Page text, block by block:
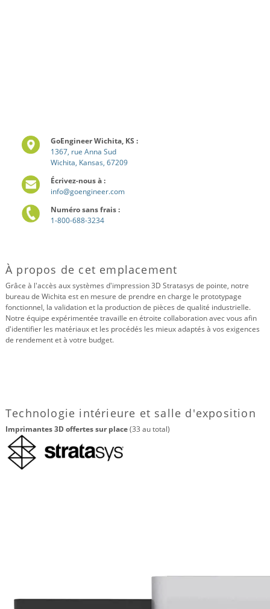
GoEngineer Wichita, KS :
1367, rue Anna Sud
Wichita, Kansas, 67209
Écrivez-nous à :
info@goengineer.com
Numéro sans frais :
1-800-688-3234
À propos de cet emplacement
Grâce à l'accès aux systèmes d'impression 3D Stratasys de pointe, notre
bureau de Wichita est en mesure de prendre en charge le prototypage
fonctionnel, la validation et la production de pièces de qualité industrielle.
Notre équipe expérimentée travaille en étroite collaboration avec vous afin
d'identifier les matériaux et les procédés les mieux adaptés à vos exigences
de rendement et à votre budget.
Technologie intérieure et salle d'exposition
Imprimantes 3D offertes sur place(33 au total)